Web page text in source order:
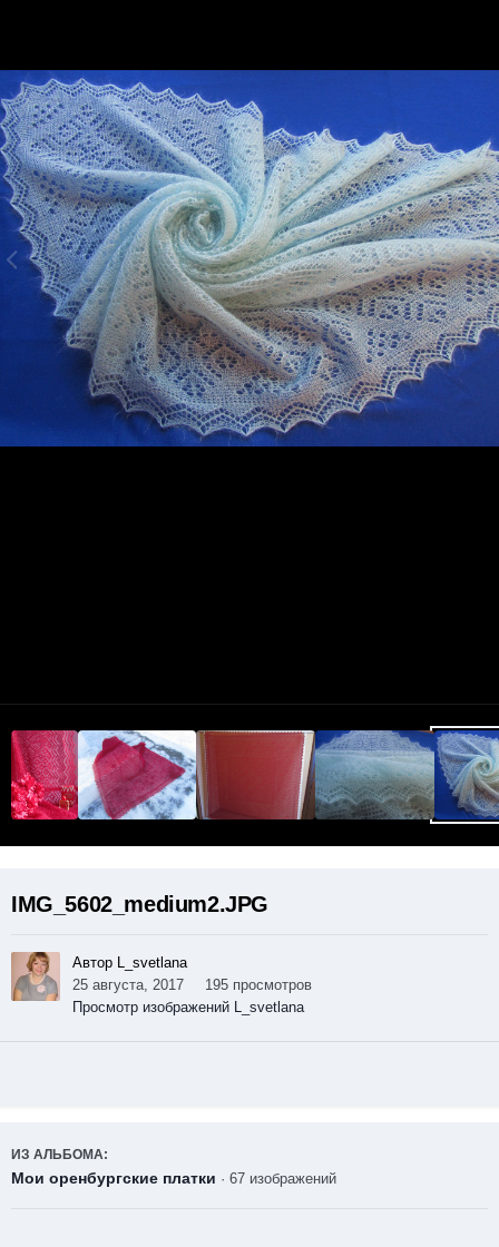
IMG_5602_medium2.JPG
Автор L_svetlana
25 августа, 2017
195 просмотров
Просмотр изображений L_svetlana
ИЗ АЛЬБОМА:
Мои оренбургские платки · 67 изображений